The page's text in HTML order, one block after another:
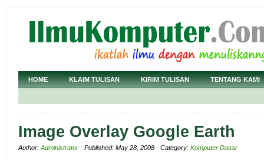
HOME KLAIM TULISAN KIRIM TULISAN TENTANG KAMI
Image Overlay Google Earth
Author: Administrator · Published: May 28, 2008 · Category: Komputer Dasar